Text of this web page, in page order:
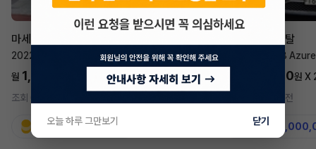
한태현
마세라티 르반떼
2022년
2.0 Hybrid GT
월 1,697,700 24개월
조회 698
지원금31,860,000원
벤틀리 컨티넨탈
4.0 V8 Azure
5,577,270원 X
2주 전
지원금
오늘 하루 그만보기 닫기